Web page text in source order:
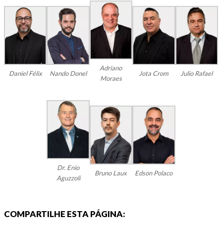
Daniel Félix Nando Donel
Adriano
Moraes
Jota Crom Julio Rafael
Dr. Enio
Aguzzoli
Bruno Laux Edson Polaco
COMPARTILHE ESTA PÁGINA: